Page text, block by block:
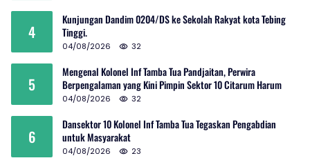
4
Kunjungan Dandim 0204/DS ke Sekolah Rakyat kota Tebing
Tinggi.
04/08/2026 32
5
Mengenal Kolonel Inf Tamba Tua Pandjaitan, Perwira
Berpengalaman yang Kini Pimpin Sektor 10 Citarum Harum
04/08/2026 32
6
Dansektor 10 Kolonel Inf Tamba Tua Tegaskan Pengabdian
untuk Masyarakat
04/08/2026 23